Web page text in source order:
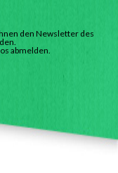
den Newsletter des
abmelden.